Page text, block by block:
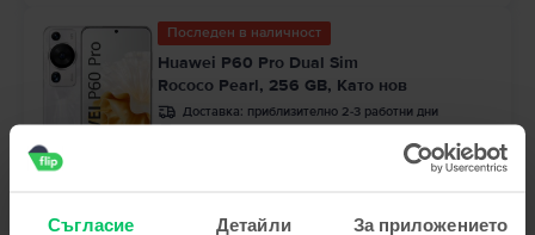
Съгласие Детайли За приложението
Последен в наличност
Huawei P60 Pro Dual Sim
Rococo Pearl, 256 GB, Като нов
Доставка: приблизително 2-3 работни дни